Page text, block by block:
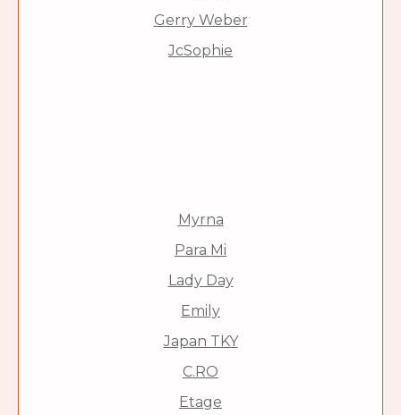
Gerry Weber
JcSophie
Myrna
Para Mi
Lady Day
Emily
Japan TKY
C.RO
Etage